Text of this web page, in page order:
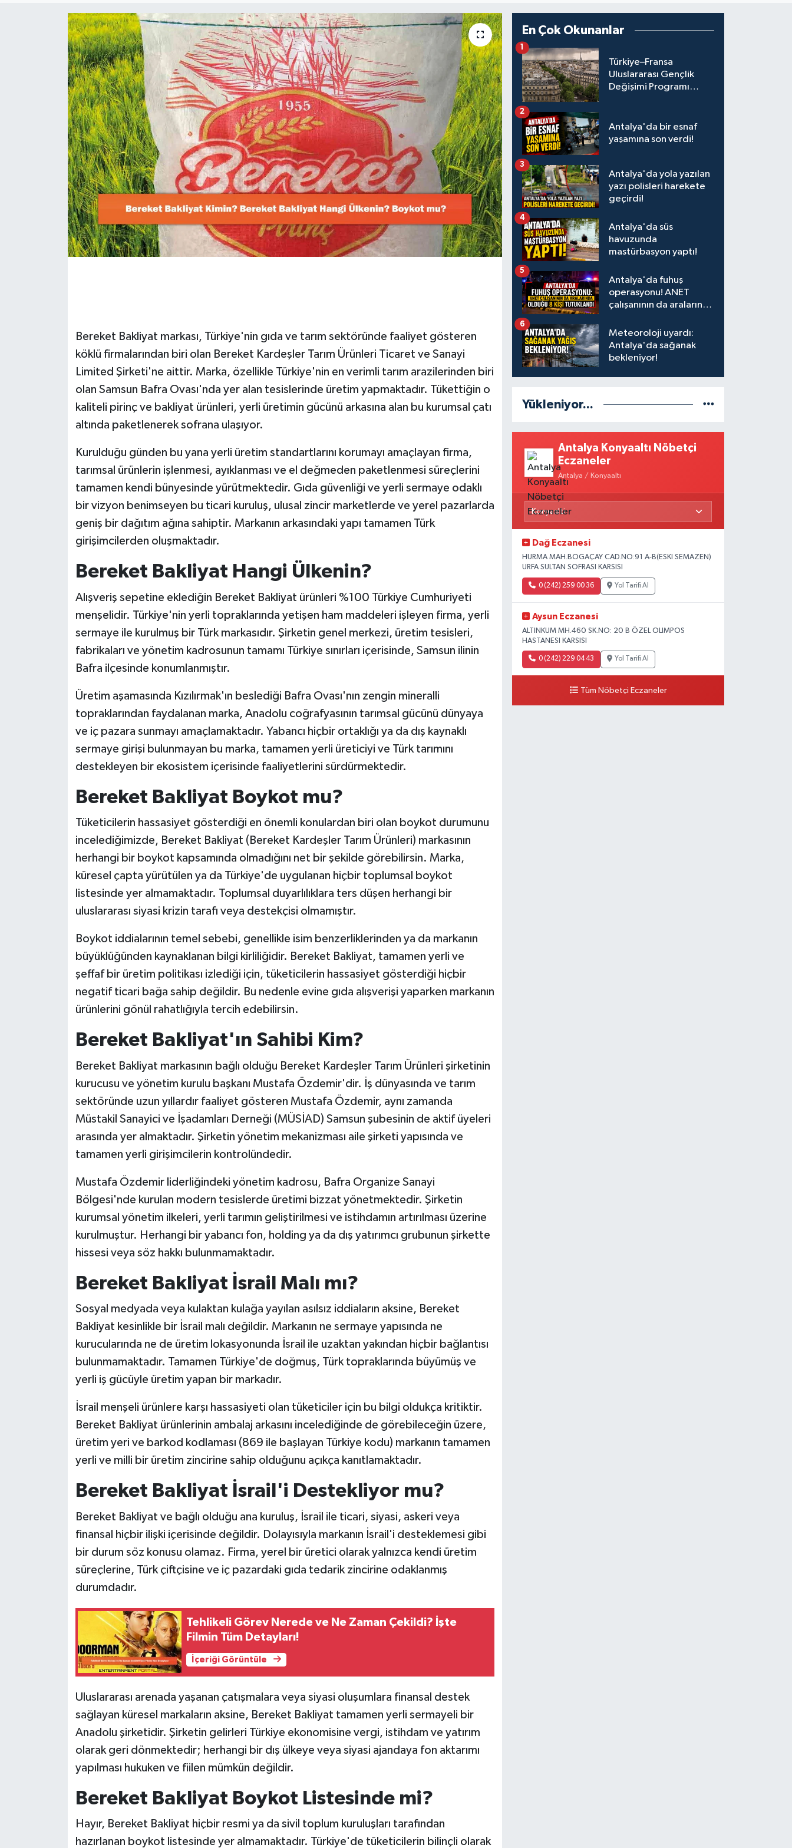
Bereket Bakliyat markası, Türkiye'nin gıda ve tarım sektöründe faaliyet gösteren
köklü firmalarından biri olan Bereket Kardeşler Tarım Ürünleri Ticaret ve Sanayi
Limited Şirketi'ne aittir. Marka, özellikle Türkiye'nin en verimli tarım arazilerinden biri
olan Samsun Bafra Ovası'nda yer alan tesislerinde üretim yapmaktadır. Tükettiğin o
kaliteli pirinç ve bakliyat ürünleri, yerli üretimin gücünü arkasına alan bu kurumsal çatı
altında paketlenerek sofrana ulaşıyor.
Kurulduğu günden bu yana yerli üretim standartlarını korumayı amaçlayan firma,
tarımsal ürünlerin işlenmesi, ayıklanması ve el değmeden paketlenmesi süreçlerini
tamamen kendi bünyesinde yürütmektedir. Gıda güvenliği ve yerli sermaye odaklı
bir vizyon benimseyen bu ticari kuruluş, ulusal zincir marketlerde ve yerel pazarlarda
geniş bir dağıtım ağına sahiptir. Markanın arkasındaki yapı tamamen Türk
girişimcilerden oluşmaktadır.
Bereket Bakliyat Hangi Ülkenin?
Alışveriş sepetine eklediğin Bereket Bakliyat ürünleri %100 Türkiye Cumhuriyeti
menşelidir. Türkiye'nin yerli topraklarında yetişen ham maddeleri işleyen firma, yerli
sermaye ile kurulmuş bir Türk markasıdır. Şirketin genel merkezi, üretim tesisleri,
fabrikaları ve yönetim kadrosunun tamamı Türkiye sınırları içerisinde, Samsun ilinin
Bafra ilçesinde konumlanmıştır.
Üretim aşamasında Kızılırmak'ın beslediği Bafra Ovası'nın zengin mineralli
topraklarından faydalanan marka, Anadolu coğrafyasının tarımsal gücünü dünyaya
ve iç pazara sunmayı amaçlamaktadır. Yabancı hiçbir ortaklığı ya da dış kaynaklı
sermaye girişi bulunmayan bu marka, tamamen yerli üreticiyi ve Türk tarımını
destekleyen bir ekosistem içerisinde faaliyetlerini sürdürmektedir.
Bereket Bakliyat Boykot mu?
Tüketicilerin hassasiyet gösterdiği en önemli konulardan biri olan boykot durumunu
incelediğimizde, Bereket Bakliyat (Bereket Kardeşler Tarım Ürünleri) markasının
herhangi bir boykot kapsamında olmadığını net bir şekilde görebilirsin. Marka,
küresel çapta yürütülen ya da Türkiye'de uygulanan hiçbir toplumsal boykot
listesinde yer almamaktadır. Toplumsal duyarlılıklara ters düşen herhangi bir
uluslararası siyasi krizin tarafı veya destekçisi olmamıştır.
Boykot iddialarının temel sebebi, genellikle isim benzerliklerinden ya da markanın
büyüklüğünden kaynaklanan bilgi kirliliğidir. Bereket Bakliyat, tamamen yerli ve
şeffaf bir üretim politikası izlediği için, tüketicilerin hassasiyet gösterdiği hiçbir
negatif ticari bağa sahip değildir. Bu nedenle evine gıda alışverişi yaparken markanın
ürünlerini gönül rahatlığıyla tercih edebilirsin.
Bereket Bakliyat'ın Sahibi Kim?
Bereket Bakliyat markasının bağlı olduğu Bereket Kardeşler Tarım Ürünleri şirketinin
kurucusu ve yönetim kurulu başkanı Mustafa Özdemir'dir. İş dünyasında ve tarım
sektöründe uzun yıllardır faaliyet gösteren Mustafa Özdemir, aynı zamanda
Müstakil Sanayici ve İşadamları Derneği (MÜSİAD) Samsun şubesinin de aktif üyeleri
arasında yer almaktadır. Şirketin yönetim mekanizması aile şirketi yapısında ve
tamamen yerli girişimcilerin kontrolündedir.
Mustafa Özdemir liderliğindeki yönetim kadrosu, Bafra Organize Sanayi
Bölgesi'nde kurulan modern tesislerde üretimi bizzat yönetmektedir. Şirketin
kurumsal yönetim ilkeleri, yerli tarımın geliştirilmesi ve istihdamın artırılması üzerine
kurulmuştur. Herhangi bir yabancı fon, holding ya da dış yatırımcı grubunun şirkette
hissesi veya söz hakkı bulunmamaktadır.
Bereket Bakliyat İsrail Malı mı?
Sosyal medyada veya kulaktan kulağa yayılan asılsız iddiaların aksine, Bereket
Bakliyat kesinlikle bir İsrail malı değildir. Markanın ne sermaye yapısında ne
kurucularında ne de üretim lokasyonunda İsrail ile uzaktan yakından hiçbir bağlantısı
bulunmamaktadır. Tamamen Türkiye'de doğmuş, Türk topraklarında büyümüş ve
yerli iş gücüyle üretim yapan bir markadır.
İsrail menşeli ürünlere karşı hassasiyeti olan tüketiciler için bu bilgi oldukça kritiktir.
Bereket Bakliyat ürünlerinin ambalaj arkasını incelediğinde de görebileceğin üzere,
üretim yeri ve barkod kodlaması (869 ile başlayan Türkiye kodu) markanın tamamen
yerli ve milli bir üretim zincirine sahip olduğunu açıkça kanıtlamaktadır.
Bereket Bakliyat İsrail'i Destekliyor mu?
Bereket Bakliyat ve bağlı olduğu ana kuruluş, İsrail ile ticari, siyasi, askeri veya
finansal hiçbir ilişki içerisinde değildir. Dolayısıyla markanın İsrail'i desteklemesi gibi
bir durum söz konusu olamaz. Firma, yerel bir üretici olarak yalnızca kendi üretim
süreçlerine, Türk çiftçisine ve iç pazardaki gıda tedarik zincirine odaklanmış
durumdadır.
Tehlikeli Görev Nerede ve Ne Zaman Çekildi? İşte
Filmin Tüm Detayları!
İçeriği Görüntüle
Uluslararası arenada yaşanan çatışmalara veya siyasi oluşumlara finansal destek
sağlayan küresel markaların aksine, Bereket Bakliyat tamamen yerli sermayeli bir
Anadolu şirketidir. Şirketin gelirleri Türkiye ekonomisine vergi, istihdam ve yatırım
olarak geri dönmektedir; herhangi bir dış ülkeye veya siyasi ajandaya fon aktarımı
yapılması hukuken ve fiilen mümkün değildir.
Bereket Bakliyat Boykot Listesinde mi?
Hayır, Bereket Bakliyat hiçbir resmi ya da sivil toplum kuruluşları tarafından
hazırlanan boykot listesinde yer almamaktadır. Türkiye'de tüketicilerin bilinçli olarak
En Çok Okunanlar
Türkiye–Fransa
Uluslararası Gençlik
Değişimi Programı
1
Antalya'da bir esnaf
yaşamına son verdi!
2
Antalya'da yola yazılan
yazı polisleri harekete
geçirdi!
3
Antalya'da süs
havuzunda
mastürbasyon yaptı!
4
Antalya'da fuhuş
operasyonu! ANET
çalışanının da aralarında
5
Meteoroloji uyardı:
Antalya'da sağanak
bekleniyor!
6
Yükleniyor...
Antalya Konyaaltı Nöbetçi
Eczaneler
Antalya / Konyaaltı
Dağ Eczanesi
HURMA MAH.BOGAÇAY CAD.NO:91 A-B(ESKI SEMAZEN)
URFA SULTAN SOFRASI KARSISI
0 (242) 259 00 36 Yol Tarifi Al
Aysun Eczanesi
ALTINKUM MH.460 SK.NO: 20 B ÖZEL OLIMPOS
HASTANESI KARSISI
0 (242) 229 04 43 Yol Tarifi Al
Tüm Nöbetçi Eczaneler
Resmi Reklamlar